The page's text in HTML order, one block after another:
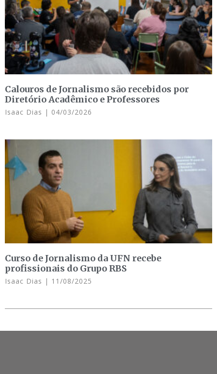
Calouros de Jornalismo são recebidos por
Diretório Acadêmico e Professores
Isaac Dias 04/03/2026
Curso de Jornalismo da UFN recebe
profissionais do Grupo RBS
Isaac Dias 11/08/2025